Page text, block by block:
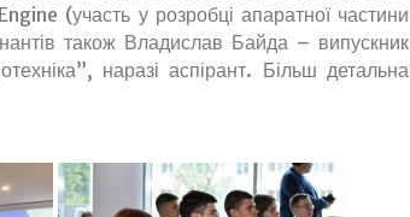
(участь у розробці апаратної частини
також Владислав Байда – випускник
наразі аспірант. Більш детальна